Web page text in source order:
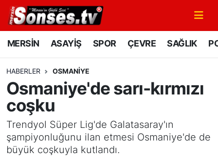
MERSİN ASAYİŞ SPOR ÇEVRE SAĞLIK
HABERLER OSMANIYE
Osmaniye'de sarı-kırmızı
coşku
Trendyol Süper Lig'de Galatasaray'ın
şampiyonluğunu ilan etmesi Osmaniye'de de
büyük coşkuyla kutlandı.
MERSİN
SPOR
GÜNÜN MANŞETİ
DÜNYA
Mersin Nöbetçi Eczaneler
Mersin Namaz Vakitleri
Mersin Trafik Yoğunluk Haritası
Süper Lig Puan Durumu ve Fikstür